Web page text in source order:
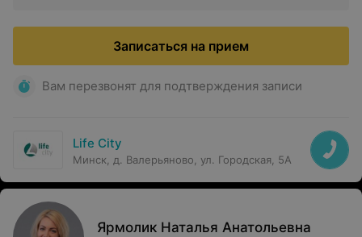
Записаться на прием
Вам перезвонят для подтверждения записи
Life City
Минск, д. Валерьяново, ул. Городская, 5А
Ярмолик Наталья Анатольевна